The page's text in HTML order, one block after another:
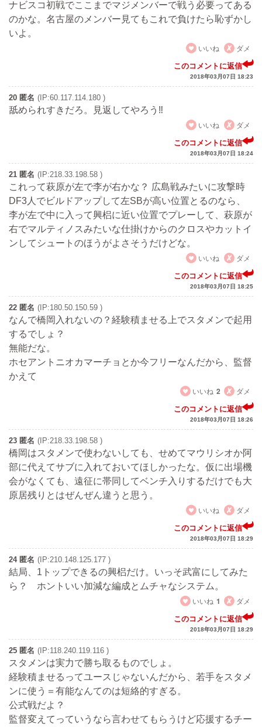
ナビスコ初戦でここまでマジメンバーで戦う必要ってある
のかな。名古屋のメンバー見てもこれで負けたら恥ずかし
いよ。
いいね
ダメ
このコメントに返信
2018年03月07日 18:23
20 匿名 (IP:60.117.114.180 )
舐められすきだろ。見返してやろう‼
いいね
ダメ
このコメントに返信
2018年03月07日 18:24
21 匿名 (IP:218.33.198.58 )
これって萩原が左で李が右かな？ 広島戦みたいに攻撃時
DF3人でビルドアップして左SBが高い位置とるのなら、
李が左で中に入って興梠に近い位置でプレーして、萩原が
右でマルティノスみたいな仕掛けからのクロスやカットイ
ンしてシュートのほうがよさそうだけどな。
いいね
ダメ
このコメントに返信
2018年03月07日 18:25
22 匿名 (IP:180.50.150.59 )
なんで橋岡入れないの？経験積ませる上でスタメンで起用
するでしょ？
無能だな。
ホセアントニオカマーチョとか今フリーなんだから、監督
かえて
いいね 2 ダメ
このコメントに返信
2018年03月07日 18:26
23 匿名 (IP:218.33.198.58 )
橋岡はスタメンで使わないしても、せめてマウリシオか阿
部に代えてサブに入れておいてほしかったな。仮に出場機
会がなくても、遠征に帯同してベンチ入りするだけでも大
原居残りとはぜんぜん違うと思う。
いいね
ダメ
このコメントに返信
2018年03月07日 18:29
24 匿名 (IP:210.148.125.177 )
結局、1トップできるの興梠だけ。いっそ武富にしてみた
ら？ ホントいい加減な編成とムチャなシステム。
いいね 1 ダメ
このコメントに返信
2018年03月07日 18:29
25 匿名 (IP:118.240.119.116 )
スタメンは実力で勝ち取るものでしょ。
経験積ませるってユースじゃないんだから、若手をスタメ
ンに使う＝有能なんてのは短絡的すぎる。
公式戦だよ？
監督変えてっていうなら言わせてもらうけど応援するチー